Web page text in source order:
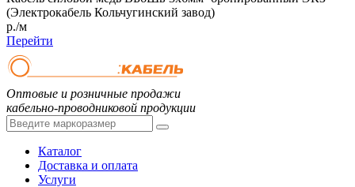
(Электрокабель Кольчугинский завод)
р./м
Перейти
Оптовые и розничные продажи
кабельно-проводниковой продукции
Каталог
Доставка и оплата
Услуги